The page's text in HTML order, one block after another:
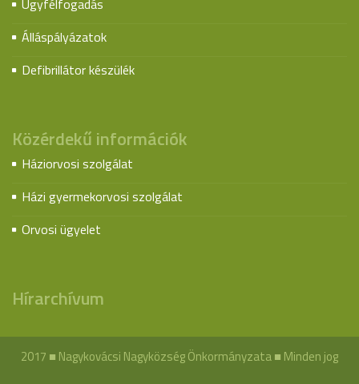
Ügyfélfogadás
Álláspályázatok
Defibrillátor készülék
Közérdekű információk
Háziorvosi szolgálat
Házi gyermekorvosi szolgálat
Orvosi ügyelet
Hírarchívum
2017 ■ Nagykovácsi Nagyközség Önkormányzata ■ Minden jog